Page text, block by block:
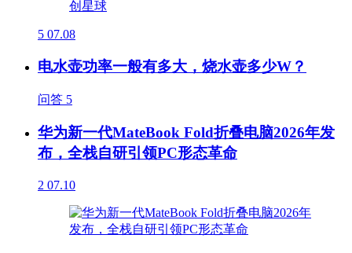
5 07.08
电水壶功率一般有多大，烧水壶多少W？
问答 5
华为新一代MateBook Fold折叠电脑2026年发
布，全栈自研引领PC形态革命
2 07.10